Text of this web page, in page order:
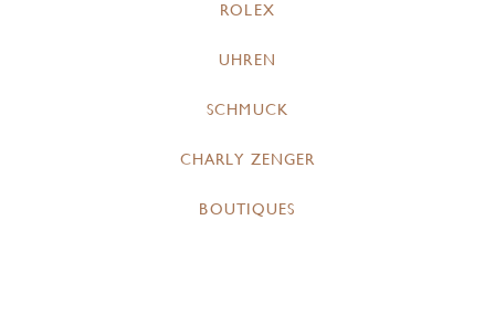
ROLEX
UHREN
SCHMUCK
CHARLY ZENGER
BOUTIQUES